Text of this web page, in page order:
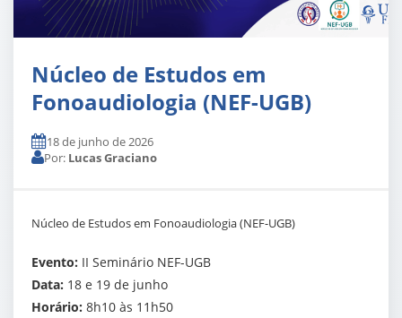
Núcleo de Estudos em
Fonoaudiologia (NEF-UGB)
18 de junho de 2026
Por: Lucas Graciano
Núcleo de Estudos em Fonoaudiologia (NEF-UGB)
Evento: II Seminário NEF-UGB
Data: 18 e 19 de junho
Horário: 8h10 às 11h50